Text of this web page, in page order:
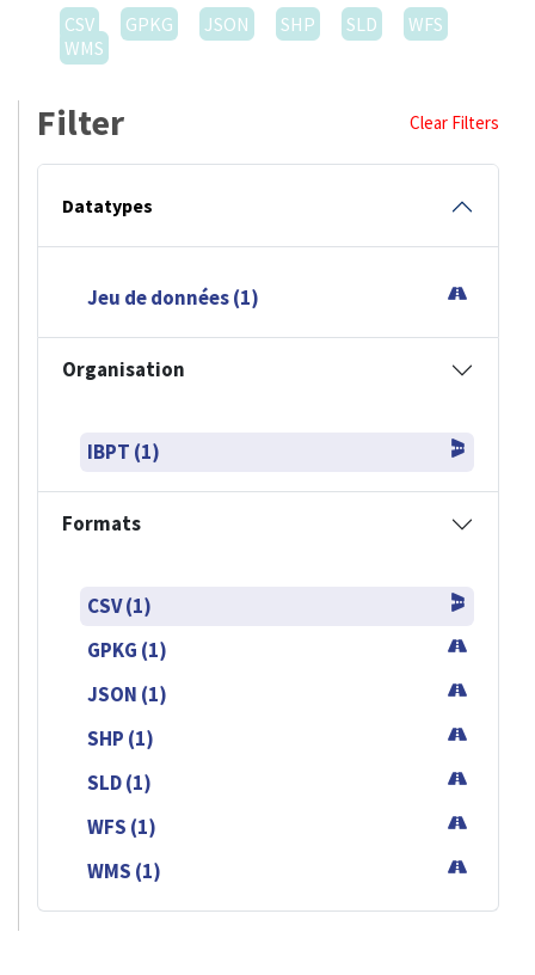
CSV
GPKG JSON SHP SLD
WFS
WMS
Filter Clear Filters
Datatypes
Jeu de données (1)
Organisation
IBPT (1)
Formats
CSV (1)
GPKG (1)
JSON (1)
SHP (1)
SLD (1)
WFS (1)
WMS (1)